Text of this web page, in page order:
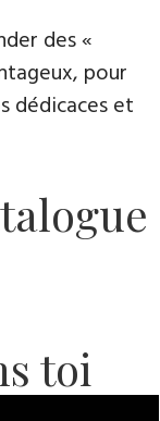
des «
pour
dédicaces et
toi